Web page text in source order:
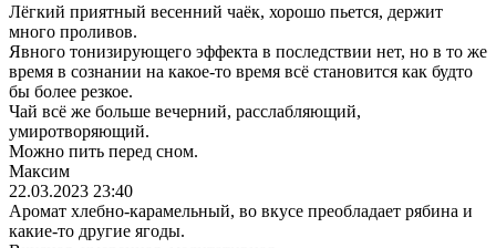
Лёгкий приятный весенний чаёк, хорошо пьется, держит
много проливов.
Явного тонизирующего эффекта в последствии нет, но в то же
время в сознании на какое-то время всё становится как будто
бы более резкое.
Чай всё же больше вечерний, расслабляющий,
умиротворяющий.
Можно пить перед сном.
Максим
22.03.2023 23:40
Аромат хлебно-карамельный, во вкусе преобладает рябина и
какие-то другие ягоды.